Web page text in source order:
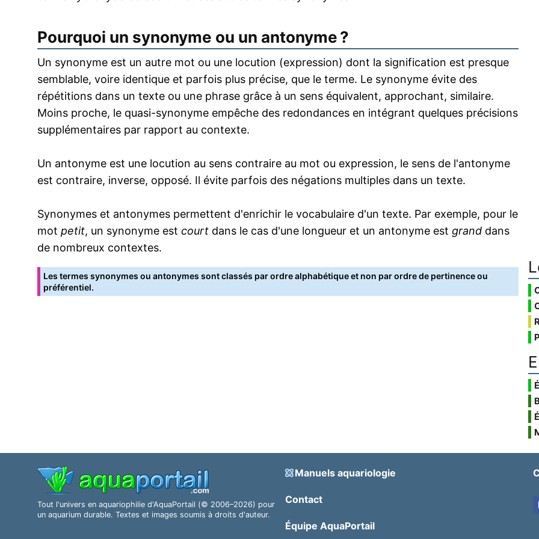
Pourquoi un synonyme ou un antonyme ?
Un synonyme est un autre mot ou une locution (expression) dont la signification est presque
semblable, voire identique et parfois plus précise, que le terme. Le synonyme évite des
répétitions dans un texte ou une phrase grâce à un sens équivalent, approchant, similaire.
Moins proche, le quasi-synonyme empêche des redondances en intégrant quelques précisions
supplémentaires par rapport au contexte.
Un antonyme est une locution au sens contraire au mot ou expression, le sens de l'antonyme
est contraire, inverse, opposé. Il évite parfois des négations multiples dans un texte.
Synonymes et antonymes permettent d'enrichir le vocabulaire d'un texte. Par exemple, pour le
mot petit, un synonyme est court dans le cas d'une longueur et un antonyme est grand dans
de nombreux contextes.
Les termes synonymes ou antonymes sont classés par ordre alphabétique et non par ordre de pertinence ou
préférentiel.
Tout l'univers en aquariophilie d'AquaPortail (© 2006–2026) pour
un aquarium durable. Textes et images soumis à droits d'auteur.
Manuels aquariologie
Contact
Équipe AquaPortail